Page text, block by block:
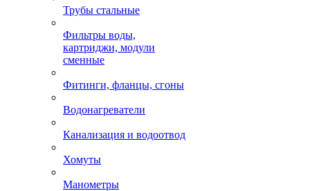
Трубы стальные
Фильтры воды,
картриджи, модули
сменные
Фитинги, фланцы, сгоны
Водонагреватели
Канализация и водоотвод
Хомуты
Манометры